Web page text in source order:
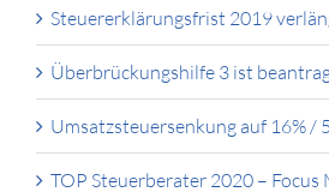
Steuererklärungsfrist 2019
Überbrückungshilfe 3 ist
Umsatzsteuersenkung auf 16% /
TOP Steuerberater 2020 – Focus